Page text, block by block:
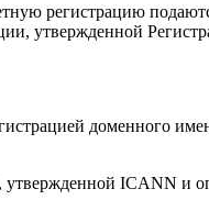
регистрацию
утвержденной
доменного
ICANN и